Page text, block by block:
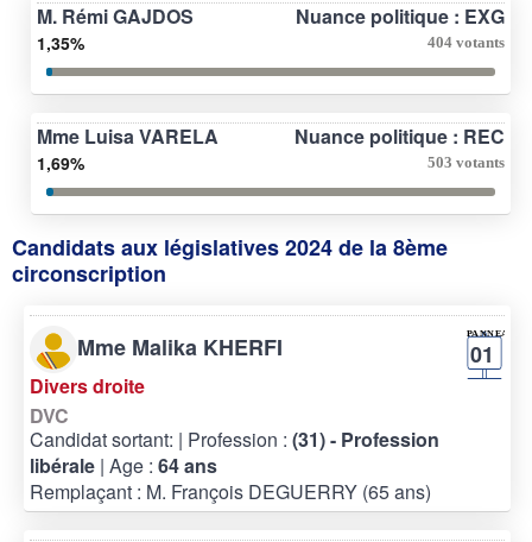
M. Rémi GAJDOS Nuance politique : EXG
1,35% 404 votants
Mme Luisa VARELA Nuance politique : REC
1,69% 503 votants
Candidats aux législatives 2024 de la 8ème
circonscription
Mme Malika KHERFI 01
Divers droite
DVC
Candidat sortant: | Profession : (31) - Profession
libérale | Age : 64 ans
Remplaçant : M. François DEGUERRY (65 ans)